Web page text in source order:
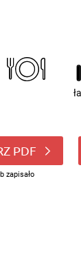
PDF
zapisało